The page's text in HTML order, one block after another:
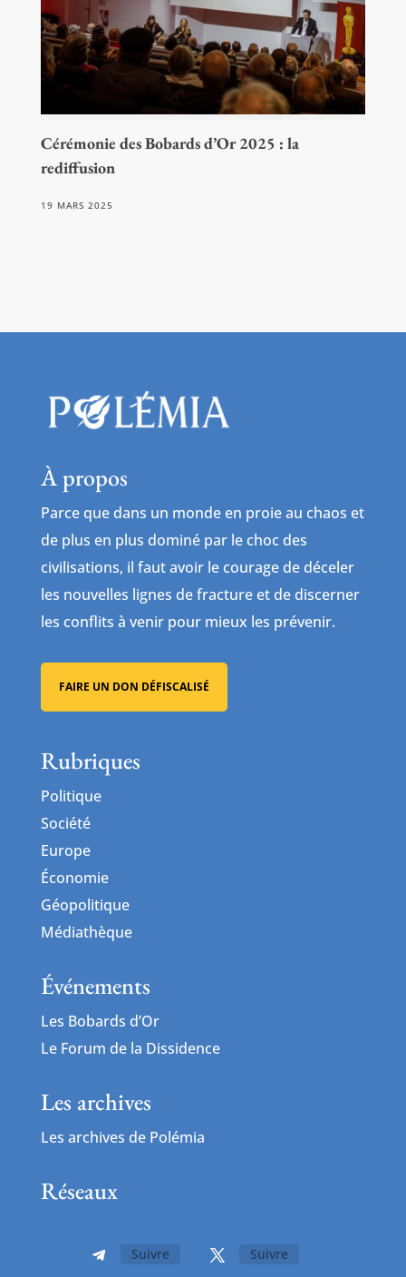
Cérémonie des Bobards d’Or 2025 : la
rediffusion
19 MARS 2025
À propos
Parce que dans un monde en proie au chaos et
de plus en plus dominé par le choc des
civilisations, il faut avoir le courage de déceler
les nouvelles lignes de fracture et de discerner
les conflits à venir pour mieux les prévenir.
FAIRE UN DON DÉFISCALISÉ
Rubriques
Politique
Société
Europe
Économie
Géopolitique
Médiathèque
Événements
Les Bobards d’Or
Le Forum de la Dissidence
Les archives
Les archives de Polémia
Réseaux
Suivre Suivre